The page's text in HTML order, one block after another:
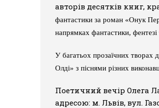
авторів десятків книг,
фантастики за роман «Онук
напрямках фантастики, фентезі
У багатьох прозаїчних творах
Олді» з піснями різних
Поетичний вечір Олега
адресою: м. Львів, вул.